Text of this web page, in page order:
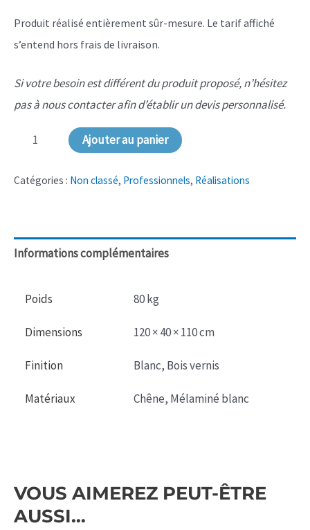
Produit réalisé entièrement sûr-mesure. Le tarif affiché
s’entend hors frais de livraison.
Si votre besoin est différent du produit proposé, n’hésitez
pas à nous contacter afin d’établir un devis personnalisé.
quantité
NS-
bar
Ajouter au panier
Catégories : Non classé, Professionnels, Réalisations
Informations complémentaires
Poids 80 kg
Dimensions 120 × 40 × 110 cm
Finition Blanc, Bois vernis
Matériaux Chêne, Mélaminé blanc
VOUS AIMEREZ PEUT-ÊTRE
AUSSI…